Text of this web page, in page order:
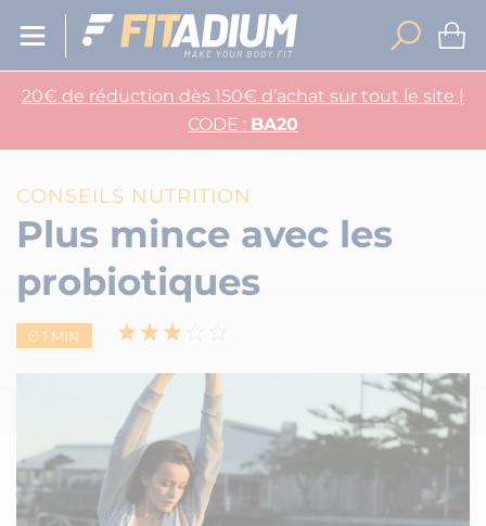
20€ de réduction dès 150€ d’achat sur tout le site |
CODE : BA20
CONSEILS NUTRITION
Plus mince avec les
probiotiques
1 MIN